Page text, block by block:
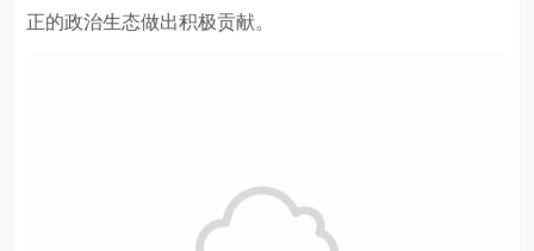
正的政治生态做出积极贡献。